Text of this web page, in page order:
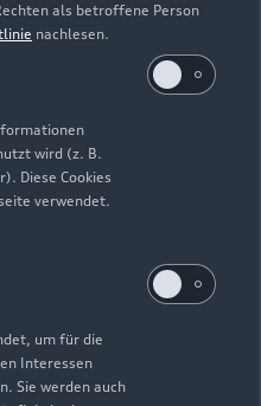
als betroffene Person
nachlesen.
wird (z. B.
Diese Cookies
verwendet.
um für die
Interessen
Sie werden auch